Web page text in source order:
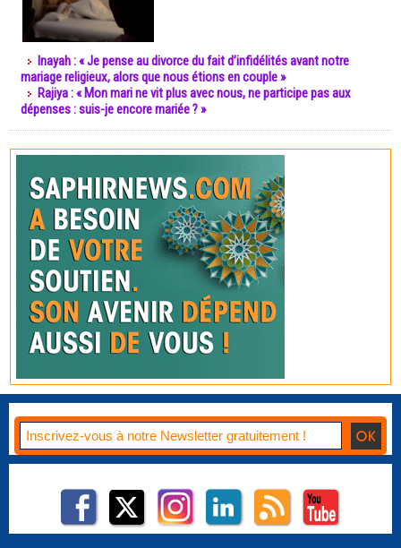
Inayah : « Je pense au divorce du fait d’infidélités avant notre
mariage religieux, alors que nous étions en couple »
Rajiya : « Mon mari ne vit plus avec nous, ne participe pas aux
dépenses : suis-je encore mariée ? »